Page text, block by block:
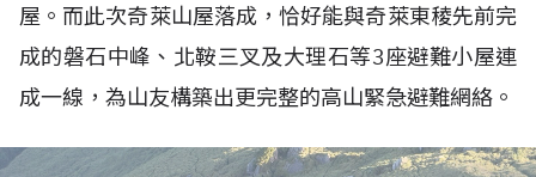
屋。而此次奇萊山屋落成，恰好能與奇萊東稜先前完
成的磐石中峰、北鞍三叉及大理石等3座避難小屋連
成一線，為山友構築出更完整的高山緊急避難網絡。